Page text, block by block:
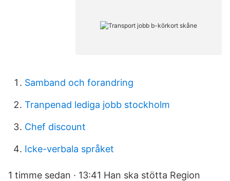
Samband och forandring
Tranpenad lediga jobb stockholm
Chef discount
Icke-verbala språket
1 timme sedan · 13:41 Han ska stötta Region